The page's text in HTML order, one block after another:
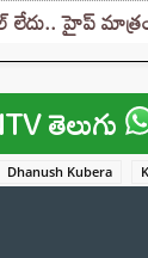
లేదు.. హైప్
తెలుగు
Dhanush Kubera